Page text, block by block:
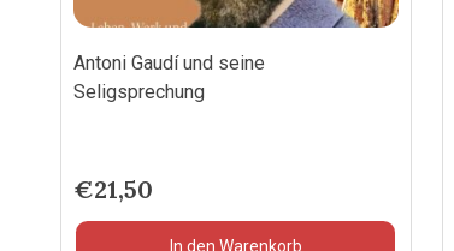
Antoni Gaudí und seine
Seligsprechung
€21,50
In den Warenkorb